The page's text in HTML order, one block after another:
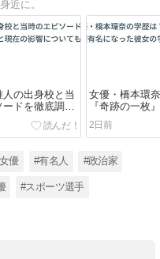
近に。
の出身校と当
ードを徹底調
と現在の影響に
女優・橋本環
『奇跡の一枚
になった彼女
てご紹介！
2日前
優 #有名人 #政治家
#スポーツ選手